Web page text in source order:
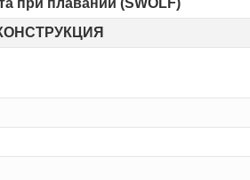
при плавании (SWOLF)